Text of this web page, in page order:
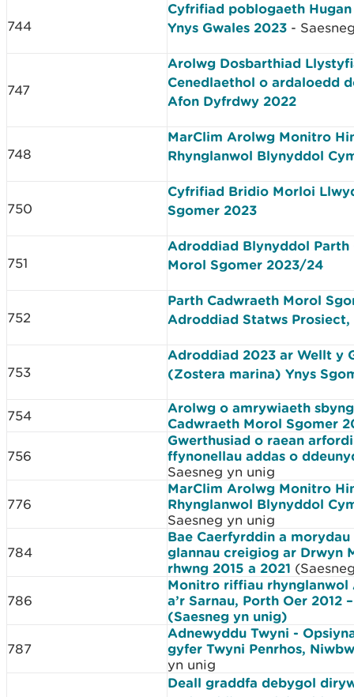
744
Cyfrifiad poblogaeth
Ynys Gwales 2023 -
747
Arolwg Dosbarthiad
Cenedlaethol o ardaloedd
Afon Dyfrdwy 2022
748
MarClim Arolwg Monitro
Rhynglanwol Blynyddol
750
Cyfrifiad Bridio Morloi
Sgomer 2023
751
Adroddiad Blynyddol Parth
Morol Sgomer 2023/24
752
Parth Cadwraeth Morol
Adroddiad Statws Prosiect,
753
Adroddiad 2023 ar Wellt y
(Zostera marina) Ynys
754
Arolwg o amrywiaeth
Cadwraeth Morol Sgomer
756
Gwerthusiad o raean
ffynonellau addas o
Saesneg yn unig
776
MarClim Arolwg Monitro
Rhynglanwol Blynyddol
Saesneg yn unig
784
Bae Caerfyrddin a
glannau creigiog ar Drwyn
rhwng 2015 a 2021
786
Monitro riffiau rhynglanwol
a’r Sarnau, Porth Oer 2012
(Saesneg yn unig)
787
Adnewyddu Twyni -
gyfer Twyni Penrhos,
yn unig
Deall graddfa debygol